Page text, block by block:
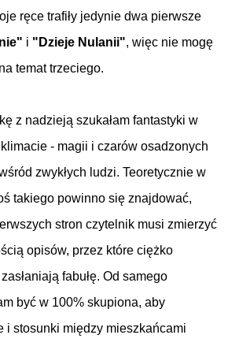
ręce trafiły jedynie dwa pierwsze
i "Dzieje Nulanii", więc nie mogę
temat trzeciego.
z nadzieją szukałam fantastyki w
- magii i czarów osadzonych
zwykłych ludzi. Teoretycznie w
takiego powinno się znajdować,
stron czytelnik musi zmierzyć
opisów, przez które ciężko
fabułę. Od samego
być w 100% skupiona, aby
i stosunki między mieszkańcami